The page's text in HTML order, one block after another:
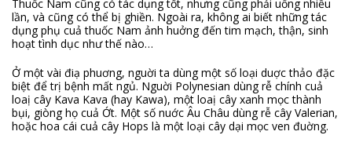
Thuốc Nam cũng có tác dụng tốt, nhưng cũng phải uống nhiều
lần, và cũng có thể bị ghiền. Ngoài ra, không ai biết những tác
dụng phụ cuả thuốc Nam ảnh huởng đến tim mạch, thận, sinh
hoạt tình dục như thế nào…
Ở một vài điạ phuơng, nguời ta dùng một số loại duợc thảo đặc
biệt để trị bệnh mất ngủ. Nguời Polynesian dùng rễ chính cuả
loaị cây Kava Kava (hay Kawa), một loaị cây xanh mọc thành
bụi, giòng họ cuả Ớt. Một số nuớc Âu Châu dùng rễ cây Valerian,
hoặc hoa cái cuả cây Hops là một loại cây dại mọc ven đuờng.